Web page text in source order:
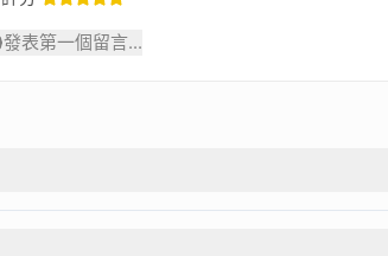
發表第一個留言...